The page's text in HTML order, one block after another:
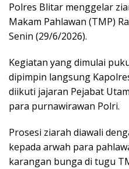
Polres Blitar menggelar
Makam Pahlawan (TMP)
Senin (29/6/2026).
Kegiatan yang dimulai
dipimpin langsung
diikuti jajaran Pejabat
para purnawirawan Polri.
Prosesi ziarah diawali
kepada arwah para
karangan bunga di tugu